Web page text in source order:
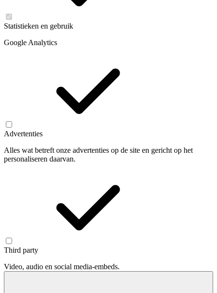
Statistieken en gebruik
Google Analytics
Advertenties
Alles wat betreft onze advertenties op de site en gericht op het
personaliseren daarvan.
Third party
Video, audio en social media-embeds.